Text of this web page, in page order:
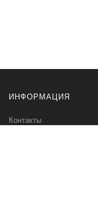
ИНФОРМАЦИЯ
Контакты